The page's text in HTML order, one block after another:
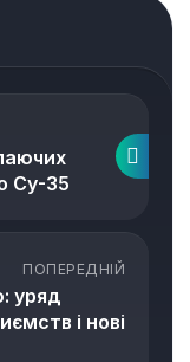
Су-35
ПОПЕРЕДНІЙ
уряд
і нові